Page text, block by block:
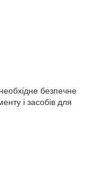
безпечне
і засобів для